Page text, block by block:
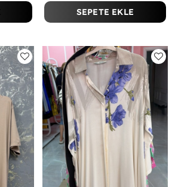
SEPETE EKLE